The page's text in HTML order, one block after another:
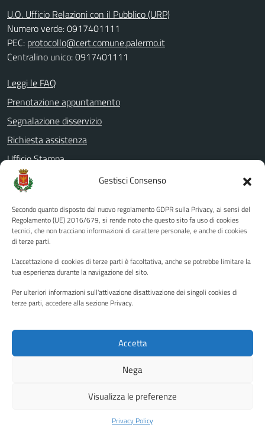
Gestisci Consenso
Secondo quanto disposto dal nuovo regolamento GDPR sulla Privacy, ai sensi del
Regolamento (UE) 2016/679, si rende noto che questo sito fa uso di cookies
tecnici, che non tracciano informazioni di carattere personale, e anche di cookies
di terze parti.
L'accettazione di cookies di terze parti è facoltativa, anche se potrebbe limitare la
tua esperienza durante la navigazione del sito.
Per ulteriori informazioni sull'attivazione disattivazione dei singoli cookies di
terze parti, accedere alla sezione Privacy.
Accetta
Nega
Visualizza le preferenze
Privacy Policy
U.O. Ufficio Relazioni con il Pubblico (URP)
Numero verde: 0917401111
PEC: protocollo@cert.comune.palermo.it
Centralino unico: 0917401111
Leggi le FAQ
Prenotazione appuntamento
Segnalazione disservizio
Richiesta assistenza
Ufficio Stampa
Amministrazione Trasparente
Albo pretorio
Informativa privacy
Note legali
Piano di miglioramento del sito
Instagram